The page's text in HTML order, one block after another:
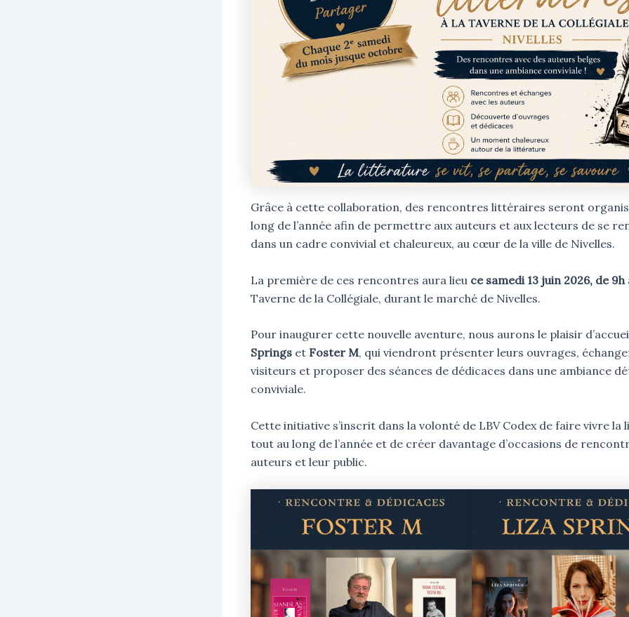
Grâce à cette collaboration, des rencontres littéraires seront
long de l’année afin de permettre aux auteurs et aux lecteurs de se
dans un cadre convivial et chaleureux, au cœur de la ville de Nivelles.
La première de ces rencontres aura lieu ce samedi 13 juin 2026, de 9h
Taverne de la Collégiale, durant le marché de Nivelles.
Pour inaugurer cette nouvelle aventure, nous aurons le plaisir
Springs et Foster M, qui viendront présenter leurs ouvrages,
visiteurs et proposer des séances de dédicaces dans une ambiance
conviviale.
Cette initiative s’inscrit dans la volonté de LBV Codex de faire vivre
tout au long de l’année et de créer davantage d’occasions de
auteurs et leur public.